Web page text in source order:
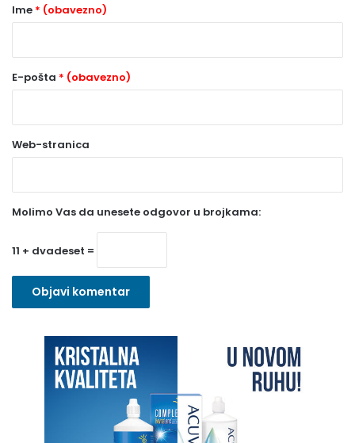
r
o
a
v
z
n
Ime * (obavezno)
E-pošta * (obavezno)
Web-stranica
Molimo Vas da unesete odgovor u brojkama:
11 + dvadeset =